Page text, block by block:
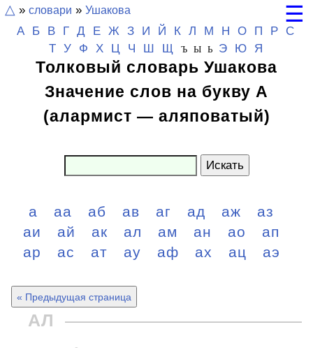
☰
△ » словари » Ушакова
А Б В Г Д Е Ж З И Й К Л М Н О П Р
С
Т У Ф Х Ц Ч Ш Щ Ъ Ы Ь Э Ю Я
Толковый словарь Ушакова
Значение слов на букву А
(алармист — аляповатый)
Искать
а аа аб ав аг ад аж
аз
аи
ай ак ал ам ан ао
ап
ар
ас ат ау аф ах ац аэ
« Предыдущая страница
АЛ